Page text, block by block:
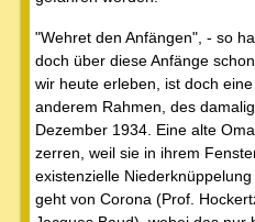
"Wehret den Anfängen", - so
doch über diese Anfänge
wir heute erleben, ist doch
anderem Rahmen, des
Dezember 1934. Eine alte
zerren, weil sie in ihrem
existenzielle
geht von Corona (Prof.